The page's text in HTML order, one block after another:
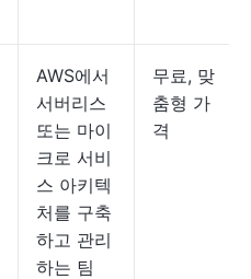
AWS에서
서버리스
또는 마이
크로 서비
스 아키텍
처를 구축
하고 관리
하는 팀
무료, 맞
춤형 가
격